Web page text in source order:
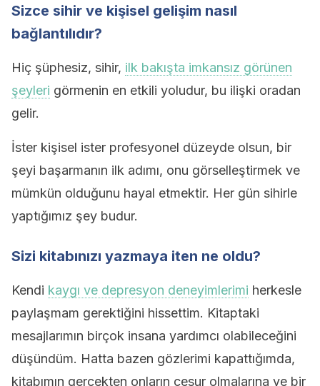
Sizce sihir ve kişisel gelişim nasıl
bağlantılıdır?
Hiç şüphesiz, sihir, ilk bakışta imkansız görünen
şeyleri görmenin en etkili yoludur, bu ilişki oradan
gelir.
İster kişisel ister profesyonel düzeyde olsun, bir
şeyi başarmanın ilk adımı, onu görselleştirmek ve
mümkün olduğunu hayal etmektir. Her gün sihirle
yaptığımız şey budur.
Sizi kitabınızı yazmaya iten ne oldu?
Kendi kaygı ve depresyon deneyimlerimi herkesle
paylaşmam gerektiğini hissettim. Kitaptaki
mesajlarımın birçok insana yardımcı olabileceğini
düşündüm. Hatta bazen gözlerimi kapattığımda,
kitabımın gerçekten onların cesur olmalarına ve bir